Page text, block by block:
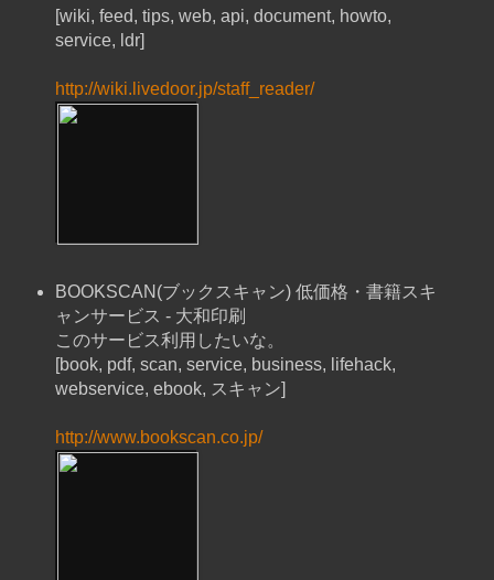
[wiki, feed, tips, web, api, document, howto,
service, ldr]
http://wiki.livedoor.jp/staff_reader/
BOOKSCAN(ブックスキャン) 低価格・書籍スキ
ャンサービス - 大和印刷
このサービス利用したいな。
[book, pdf, scan, service, business, lifehack,
webservice, ebook, スキャン]
http://www.bookscan.co.jp/